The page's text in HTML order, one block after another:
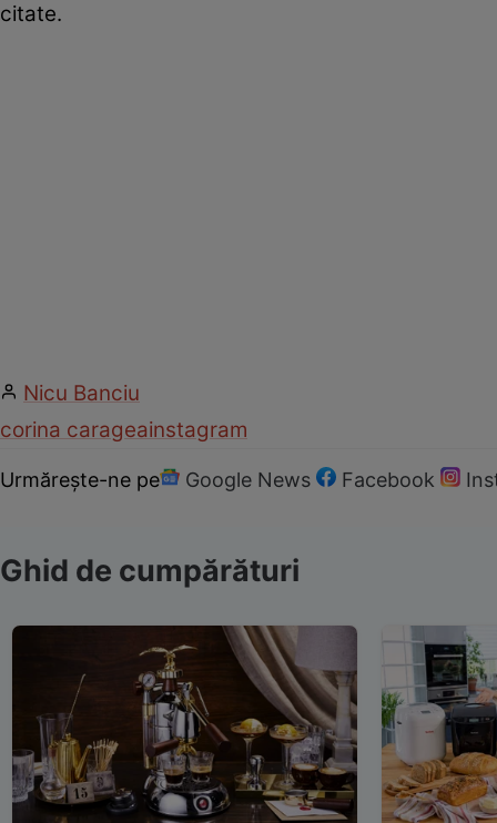
citate.
Nicu Banciu
corina carageainstagram
Urmărește-ne pe Google News Facebook
Ghid de cumpărături